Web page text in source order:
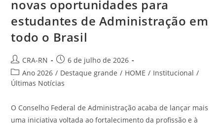
novas oportunidades para
estudantes de Administração em
todo o Brasil
Autor
do
post:
CRA-RN
Post
publicado:
6 de julho de 2026
Categoria
do
Ano 2026 / Destaque grande / HOME / Institucional /
Últimas Notícias
O Conselho Federal de Administração acaba de lançar mais
uma iniciativa voltada ao fortalecimento da profissão e à